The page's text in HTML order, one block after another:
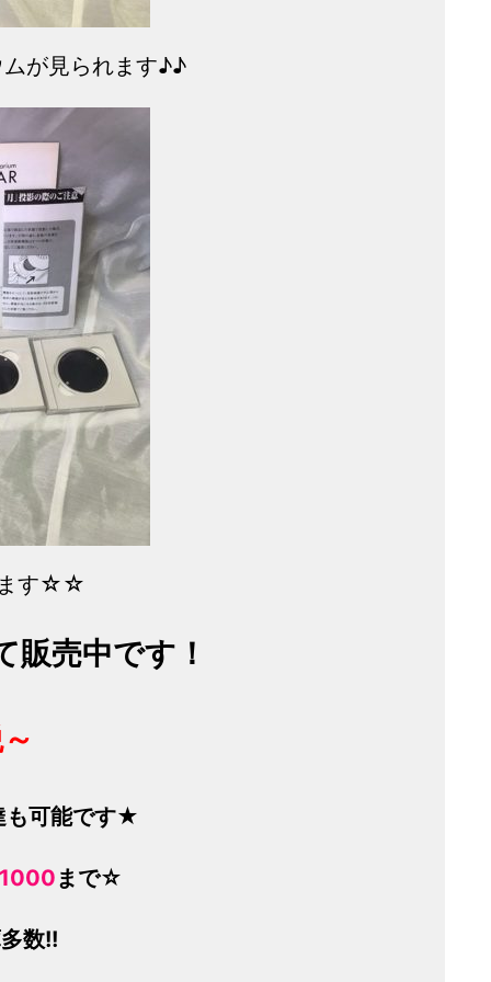
が見られます♪♪
ます☆☆
販売中です！
も可能です★
まで☆
数!!